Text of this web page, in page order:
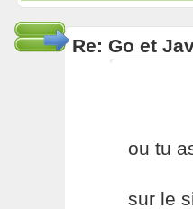
Re: Go et
ou tu
sur le